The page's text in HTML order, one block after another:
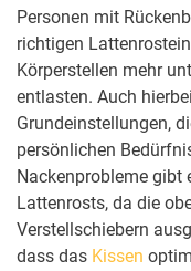
Personen mit
richtigen
Körperstellen mehr
entlasten. Auch
Grundeinstellungen,
persönlichen
Nackenprobleme gibt
Lattenrosts, da die
Verstellschiebern
dass das Kissen